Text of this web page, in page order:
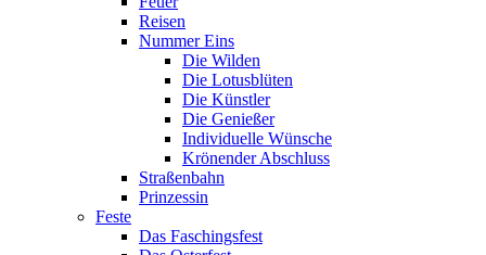
Reisen
Nummer Eins
Die Wilden
Die Lotusblüten
Die Künstler
Die Genießer
Individuelle Wünsche
Krönender Abschluss
Straßenbahn
Prinzessin
Feste
Das Faschingsfest